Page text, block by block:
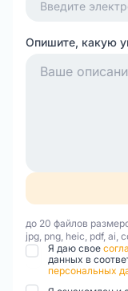
Опишите, какую
до 20 файлов
jpg, png, heic, pdf, ai,
Я даю свое
данных в
персональных